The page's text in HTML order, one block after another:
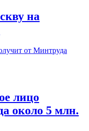
на
лицо
около 5 млн.